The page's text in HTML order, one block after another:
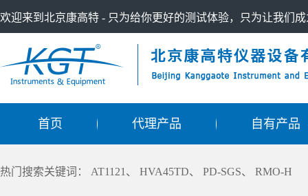
欢迎来到北京康高特 - 只为给你更好的测试体验，只为让我们
首页 代理产品 自有产品
热门搜索关键词： AT1121 、 HVA45TD、 PD-SGS、 RMO-H